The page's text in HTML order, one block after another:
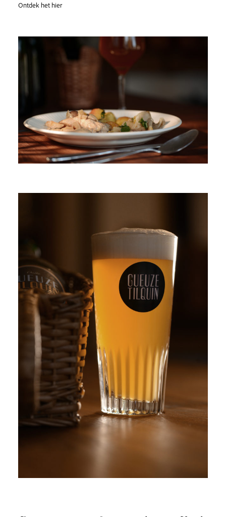
Ontdek het hier